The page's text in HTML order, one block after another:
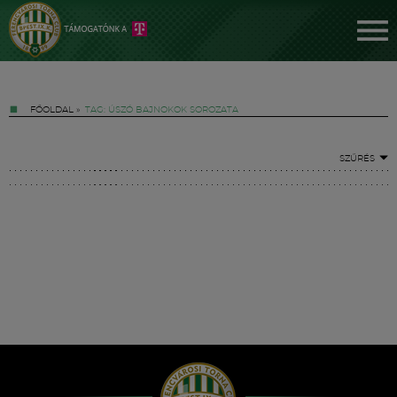
FŐOLDAL » TAG: ÚSZÓ BAJNOKOK SOROZATA
SZŰRÉS
Hírek